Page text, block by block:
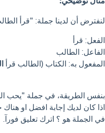
لنفترض أن لدينا جملة: "قرأ
الفعل: قرأ
الفاعل: الطالب
المفعول به: الكتاب (الطالب قرأ
بنفس الطريقة، في جملة "يحب
اذا كان لديك إجابة افضل او
في الجملة هو ؟ اترك تعليق فورآ.